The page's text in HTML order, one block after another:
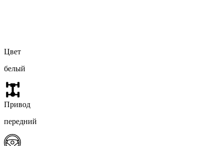
Цвет
белый
Привод
передний